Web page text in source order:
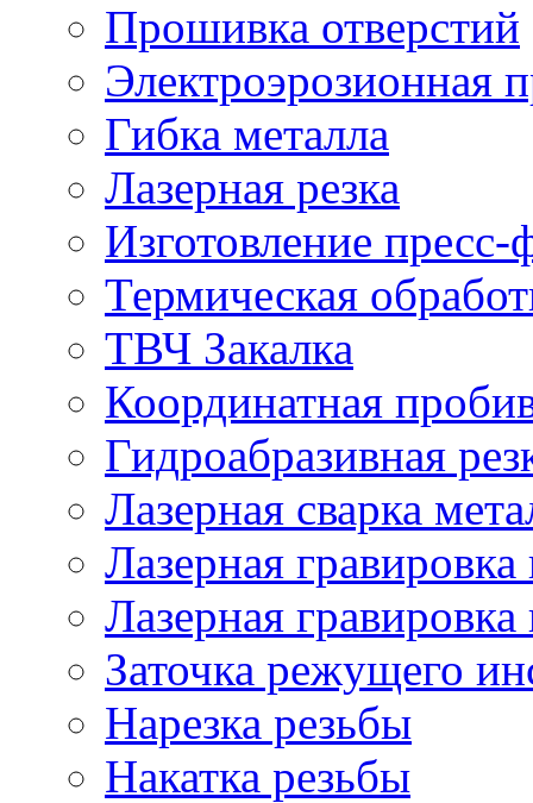
Прошивка отверстий
Электроэрозионная
Гибка металла
Лазерная резка
Изготовление
Термическая
ТВЧ Закалка
Координатная
Гидроабразивная
Лазерная сварка
Лазерная гравировка
Лазерная
Заточка режущего
Нарезка резьбы
Накатка резьбы